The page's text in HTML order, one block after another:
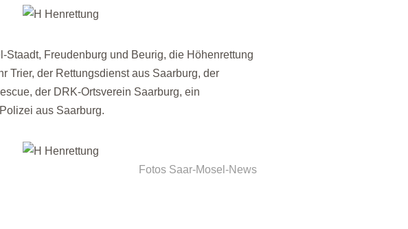
Staadt, Freudenburg und Beurig, die Höhenrettung
Trier, der Rettungsdienst aus Saarburg, der
der DRK-Ortsverein Saarburg, ein
aus Saarburg.
Fotos Saar-Mosel-News